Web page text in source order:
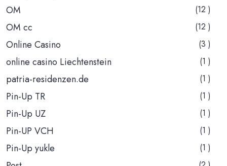
OM (12 )
OM cc (12 )
Online Casino (3 )
online casino Liechtenstein (1 )
patria-residenzen.de (1 )
Pin-Up TR (1 )
Pin-Up UZ (1 )
Pin-UP VCH (1 )
Pin-Up yukle (1 )